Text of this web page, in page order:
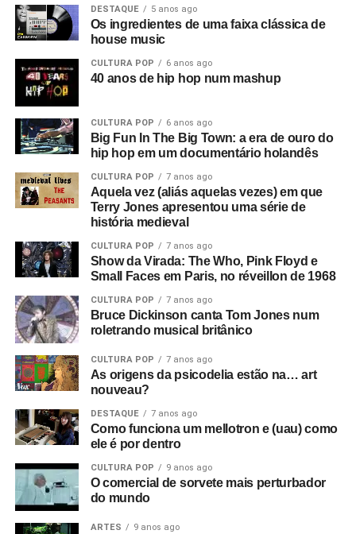
era muita filosofia na conversa. Éramos só eu e ele, a
gente ia dirigindo às vezes nove, dez horas por dia. E aí
mudei grande parte da letra nesse sentido, já
relacionando com o mito da caverna. É impressionante
como a letra vai ficando mais contemporânea a cada dia
que passa.
Para o clipe, eu já tinha essa ideia. Quando a Àiyé
nasceu, a primeira coisa que fiz foi uma residência
artística a convite do Alexandre Matias
do siteTrabalho Sujo), que fiz noCentro da Terra
(espaço cultural independente em São Paulo). Foram
quatro segundas-feiras, e foi a primeira vez que eu
apresentei a Àiyé. Chamei meus amigos para tocar e
cada dia era uma fase da lua no show. Nessa
performance, nesses quatro dias, eu já estava com essa
ideia de pegar o tema da fase da lua, jogar no Google e
projetar tudo o que ia aparecendo. Era uma pesquisa de
Google, ia jogando uma por cima da outra, como se fosse
uma edição, mas era uma pesquisa. Colocava poesia,
imagem, coisas que iam me remetendo, e ia cantando,
minutos disso, virou uma performance da Àiyé.
DESTAQUE 5 anos ago
Os ingredientes de uma faixa clássica de
house music
CULTURA POP 6 anos ago
40 anos de hip hop num mashup
CULTURA POP 6 anos ago
Big Fun In The Big Town: a era de ouro do
hip hop em um documentário holandês
CULTURA POP 7 anos ago
Aquela vez (aliás aquelas vezes) em que
Terry Jones apresentou uma série de
história medieval
CULTURA POP 7 anos ago
Show da Virada: The Who, Pink Floyd e
Small Faces em Paris, no réveillon de 1968
CULTURA POP 7 anos ago
Bruce Dickinson canta Tom Jones num
roletrando musical britânico
CULTURA POP 7 anos ago
As origens da psicodelia estão na… art
nouveau?
DESTAQUE 7 anos ago
Como funciona um mellotron e (uau) como
ele é por dentro
CULTURA POP 9 anos ago
O comercial de sorvete mais perturbador
do mundo
ARTES 9 anos ago